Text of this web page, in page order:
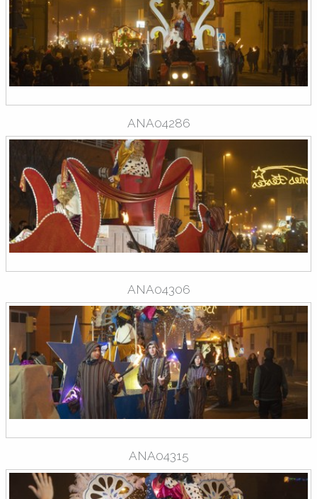
ANA04286
ANA04306
ANA04315